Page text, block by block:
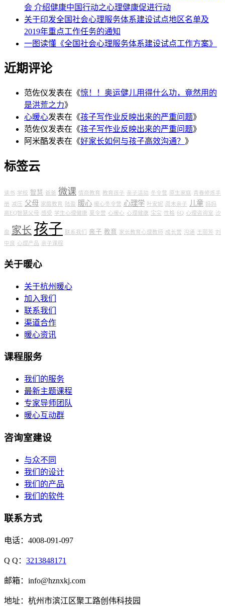
会 介绍健康中国行动之心理健康促进行动
关于印发全国社会心理服务体系建设试点地区名单及
2019年重点工作任务的通知
一图读懂《全国社会心理服务体系建设试点工作方案》
近期评论
范佐仪发表在《惊！！奥运健儿用得什么功，竟然用的
是洪荒之力》
心暖心发表在《孩子写作业反映出来的严重问题》
范佐仪发表在《孩子写作业反映出来的严重问题》
阿米酷发表在《好家长如何与孩子高效沟通？ 》
标签云
读书 学校 智慧 爸爸 微课 情商教育 教育孩子 亲子活动 冬令营 原生家庭 青春修炼手
册 减压 父母 家庭教育 陆盈 暖心 暖心冬令营 心理学 叶安妮 周末亲子 儿童 妈妈
高EQ智慧父母 感受 学生心理健康 夏令营 心暖心 心理健康 宝宝 性格 6Q 心理咨询室 沙
盘 家长 孩子 联系我们 亲子 教育 家长教育心理教师 成长营 沟通 王丽芳 刘
中良
心理产品 亲子课程
关于暖心
关于杭州暖心
加入我们
联系我们
渠道合作
暖心资讯
课程服务
我们的服务
最新主题课程
专家导师团队
暖心互动群
咨询室建设
与众不同
我们的设计
我们的产品
我们的软件
联系方式
电话：4008-091-097
Q Q： 3213848171
邮箱：info@hznxkj.com
地址： 杭州市滨江区聚工路创伟科技园